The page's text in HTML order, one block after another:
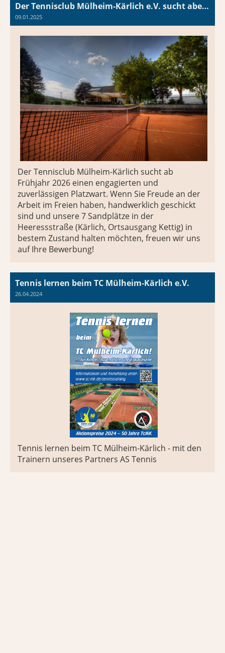
Der Tennisclub Mülheim-Kärlich e.V. sucht aber der Saison 2025 einen neuen Platzwart
09.01.2025
Der Tennisclub Mülheim-Kärlich sucht ab
Frühjahr 2026 einen engagierten und
zuverlässigen Platzwart. Wenn Sie Freude an der
Arbeit im Freien haben, handwerklich geschickt
sind und unsere 7 Sandplätze in der
Heeressstraße (Kärlich, Ortsausgang Kettig) in
bestem Zustand halten möchten, freuen wir uns
auf Ihre Bewerbung!
Tennis lernen beim TC Mülheim-Kärlich e.V.
26.04.2024
Tennis lernen beim TC Mülheim-Kärlich - mit den
Trainern unseres Partners AS Tennis